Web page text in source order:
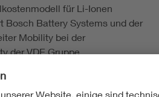
für Li-Ionen
Bosch Battery Systems und der
Mobility bei der
der VDE Gruppe.